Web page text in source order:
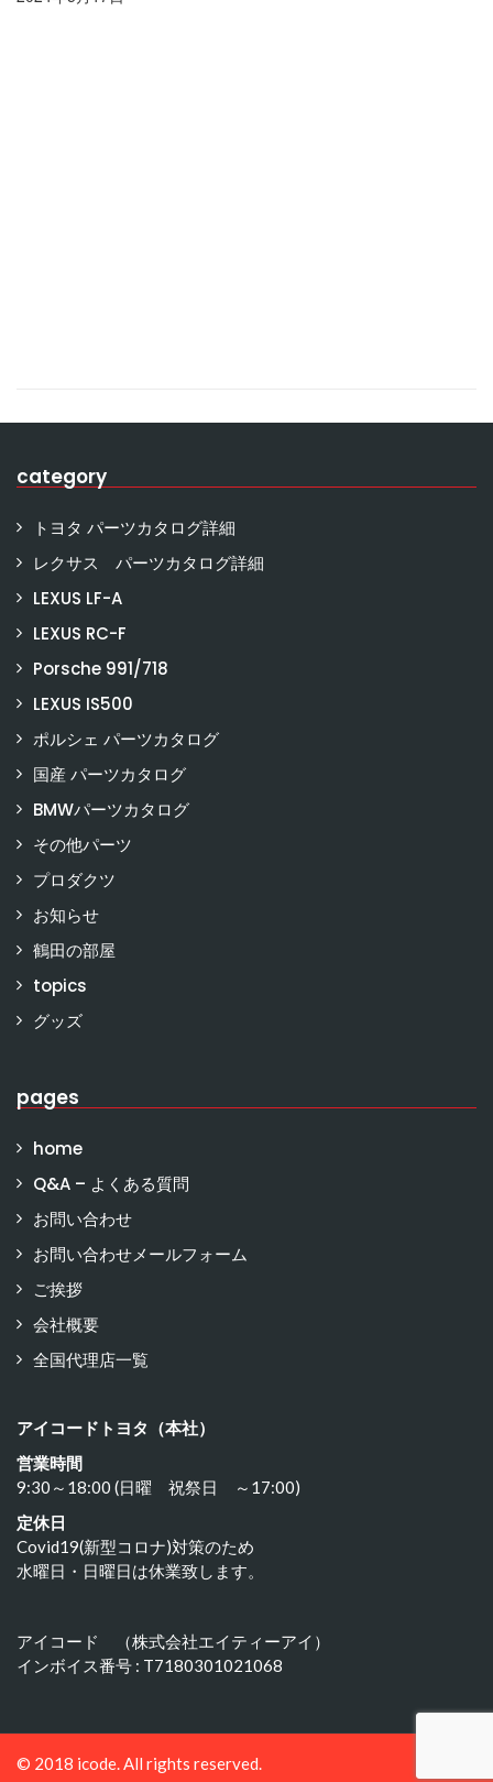
category
トヨタ パーツカタログ詳細
レクサス パーツカタログ詳細
LEXUS LF-A
LEXUS RC-F
Porsche 991/718
LEXUS IS500
ポルシェ パーツカタログ
国産 パーツカタログ
BMWパーツカタログ
その他パーツ
プロダクツ
お知らせ
鶴田の部屋
topics
グッズ
pages
home
Q&A – よくある質問
お問い合わせ
お問い合わせメールフォーム
ご挨拶
会社概要
全国代理店一覧
アイコードトヨタ（本社）
営業時間
9:30～18:00 (日曜 祝祭日 ～17:00)
定休日
Covid19(新型コロナ)対策のため
水曜日・日曜日は休業致します。
アイコード （株式会社エイティーアイ）
インボイス番号 : T7180301021068
© 2018 icode. All rights reserved.